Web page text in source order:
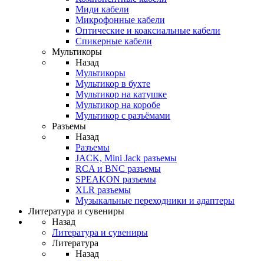
Миди кабели
Микрофонные кабели
Оптические и коаксиальные кабели
Спикерные кабели
Мультикоры
Назад
Мультикоры
Мультикор в бухте
Мультикор на катушке
Мультикор на коробе
Мультикор с разъёмами
Разъемы
Назад
Разъемы
JACK, Mini Jack разъемы
RCA и BNC разъемы
SPEAKON разъемы
XLR разъемы
Музыкальные переходники и адаптеры
Литература и сувениры
Назад
Литература и сувениры
Литература
Назад